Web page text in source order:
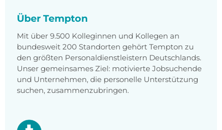
Über Tempton
Mit über 9.500 Kolleginnen und Kollegen an
bundesweit 200 Standorten gehört Tempton zu
den größten Personaldienstleistern Deutschlands.
Unser gemeinsames Ziel: motivierte Jobsuchende
und Unternehmen, die personelle Unterstützung
suchen, zusammenzubringen.